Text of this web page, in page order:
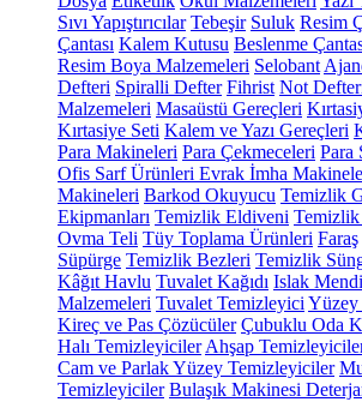
Sıvı Yapıştırıcılar Tebeşir Suluk Resim
Çantası Kalem Kutusu Beslenme
Resim Boya Malzemeleri Selobant
Defteri Spiralli Defter Fihrist Not
Malzemeleri Masaüstü Gereçleri
Kırtasiye Seti Kalem ve Yazı Gereçleri
Para Makineleri Para Çekmeceleri Para
Ofis Sarf Ürünleri Evrak İmha
Makineleri Barkod Okuyucu Temizlik
Ekipmanları Temizlik Eldiveni Temizlik
Ovma Teli Tüy Toplama Ürünleri Faraş
Süpürge Temizlik Bezleri Temizlik
Kâğıt Havlu Tuvalet Kağıdı Islak
Malzemeleri Tuvalet Temizleyici Yüzey
Kireç ve Pas Çözücüler Çubuklu Oda
Halı Temizleyiciler Ahşap
Cam ve Parlak Yüzey Temizleyiciler
Temizleyiciler Bulaşık Makinesi